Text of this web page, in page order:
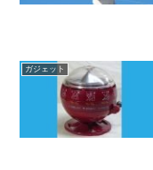
ガジェット